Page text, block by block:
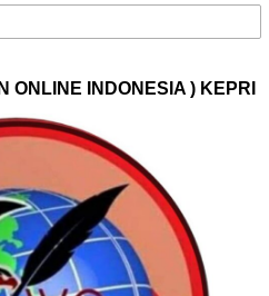
ONLINE INDONESIA ) KEPRI